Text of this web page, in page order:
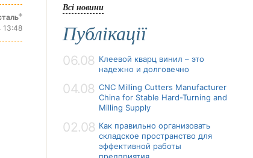
®
13:48
Всі новини
Публікації
06.08 Клеевой кварц винил – это
надежно и долговечно
04.08 CNC Milling Cutters Manufacturer
China for Stable Hard-Turning and
Milling Supply
02.08 Как правильно организовать
складское пространство для
эффективной работы